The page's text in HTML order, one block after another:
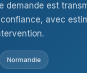
demande est
avec
Normandie